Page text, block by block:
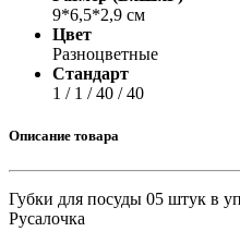
9*6,5*2,9 см
Цвет
Разноцветные
Стандарт
1 / 1 / 40 / 40
Описание товара
Губки для посуды 05 штук в
Русалочка